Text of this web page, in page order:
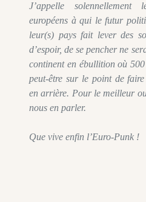
J’appelle
européens à qui le futur
leur(s) pays fait lever des
d’espoir, de se pencher ne
continent en ébullition où
peut-être sur le point de
en arrière. Pour le meilleur
nous en parler.
Que vive enfin l’Euro-Punk !